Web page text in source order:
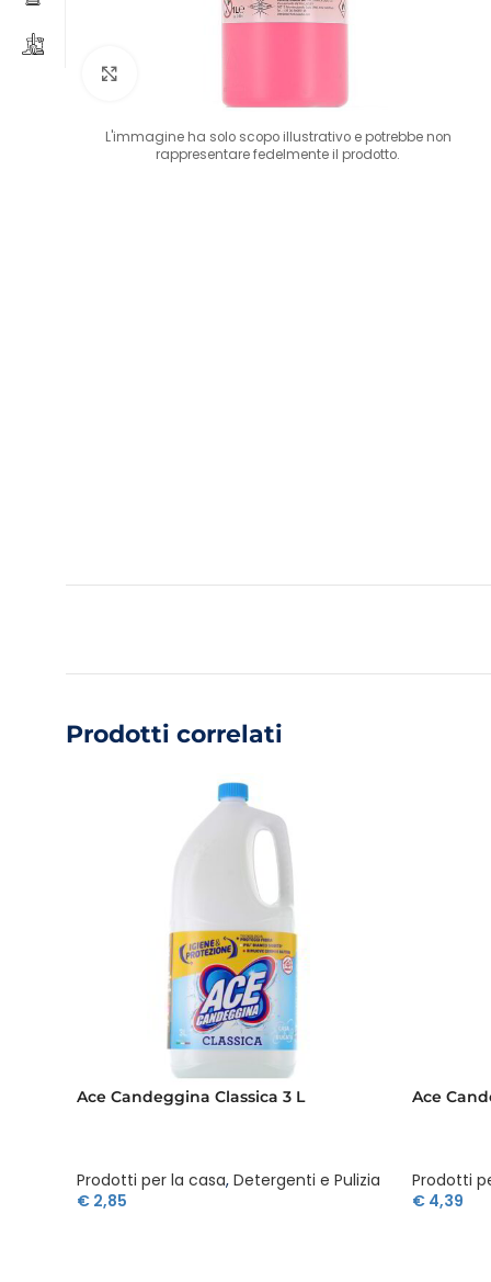
L'immagine ha solo scopo illustrativo e potrebbe non
rappresentare fedelmente il prodotto.
Prodotti correlati
Ace Candeggina Classica 3 L
Prodotti per la casa, Detergenti e Pulizia
€ 2,85
Ace
Prodotti
€4,39